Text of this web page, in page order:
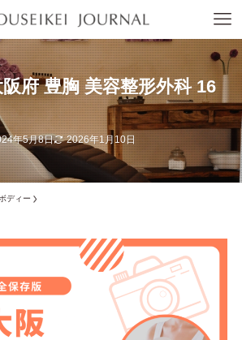
府 豊胸 美容整形外科 16
年5月8日 2026年1月10日
ディー